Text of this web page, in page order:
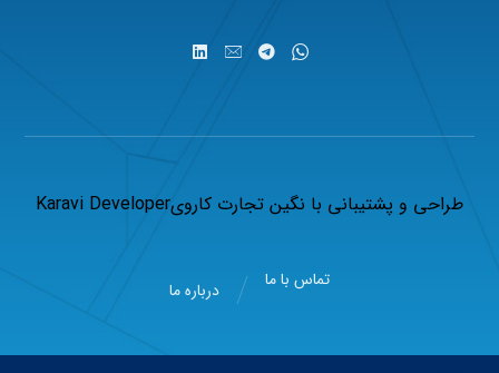
طراحی و پشتیبانی با نگین تجارت کارویKaravi Developer
تماس با ما درباره ما